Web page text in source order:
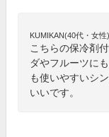
KUMIKAN(40代・女性)
こちらの保冷剤
ダやフルーツに
も使いやすいシ
いいです。